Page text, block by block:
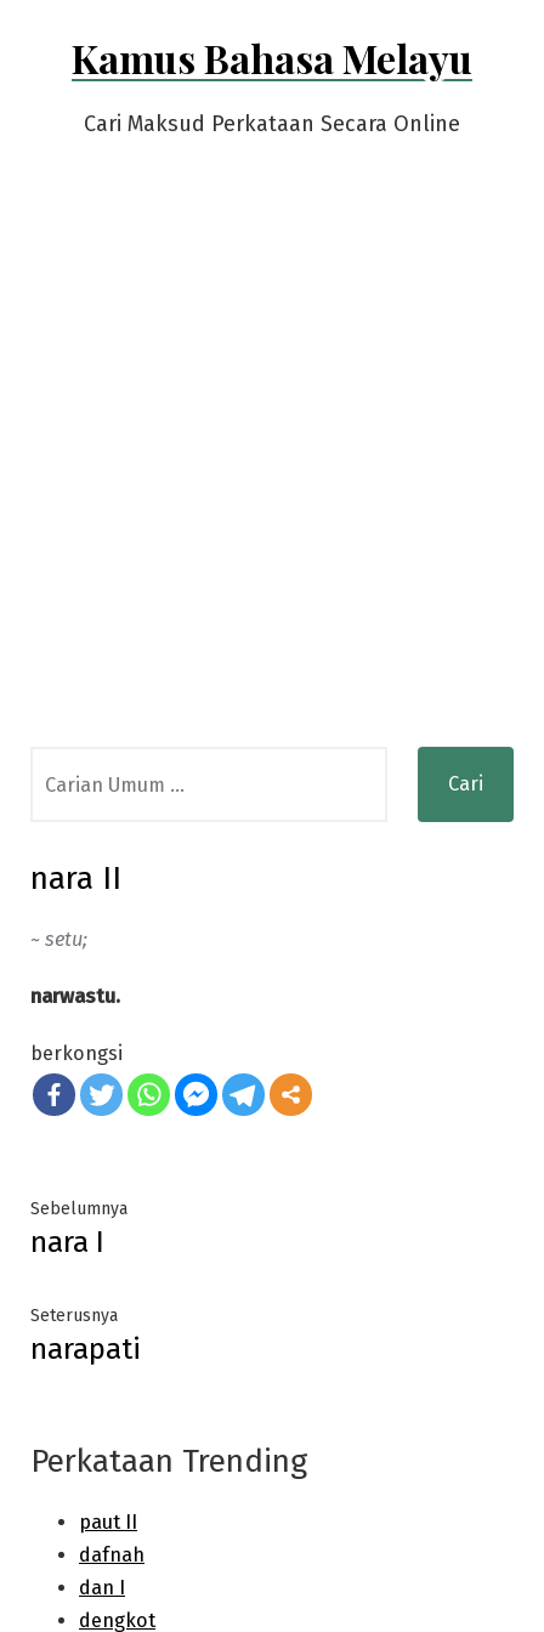
Kamus Bahasa Melayu
Cari Maksud Perkataan Secara Online
for:
nara II
~ setu;
narwastu.
berkongsi
Post
navigation
SebelumnyaPrevious
nara I
SeterusnyaNext
post:
narapati
Perkataan Trending